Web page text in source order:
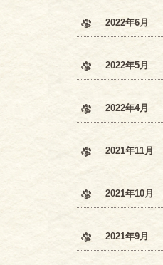
2022年6月
2022年5月
2022年4月
2021年11月
2021年10月
2021年9月